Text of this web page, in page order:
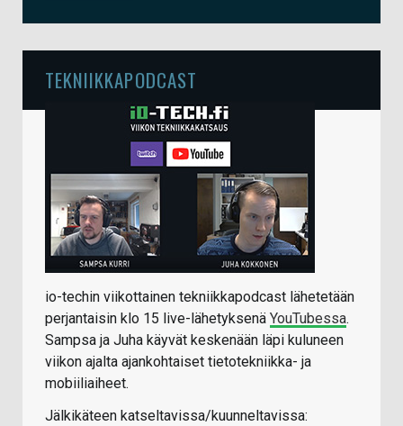
TEKNIIKKAPODCAST
io-techin viikottainen tekniikkapodcast lähetetään
perjantaisin klo 15 live-lähetyksenä YouTubessa.
Sampsa ja Juha käyvät keskenään läpi kuluneen
viikon ajalta ajankohtaiset tietotekniikka- ja
mobiiliaiheet.
Jälkikäteen katseltavissa/kuunneltavissa: